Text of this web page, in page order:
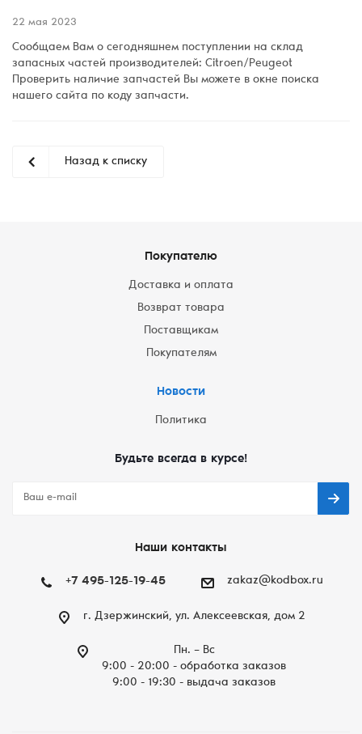
22 мая 2023
Сообщаем Вам о сегодняшнем поступлении на склад
запасных частей производителей: Citroen/Peugeot
Проверить наличие запчастей Вы можете в окне поиска
нашего сайта по коду запчасти.
Назад к списку
Покупателю
Доставка и оплата
Возврат товара
Поставщикам
Покупателям
Новости
Политика
Будьте всегда в курсе!
Наши контакты
+7 495-125-19-45 zakaz@kodbox.ru
г. Дзержинский, ул. Алексеевская, дом 2
Пн. – Вc
9:00 - 20:00 - обработка заказов
9:00 - 19:30 - выдача заказов